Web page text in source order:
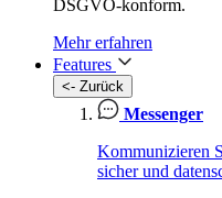
DSGVO-konform.
Mehr erfahren
Features
<- Zurück
Messenger
Kommunizieren
sicher und